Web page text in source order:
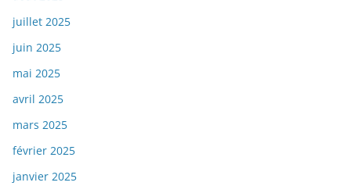
juillet 2025
juin 2025
mai 2025
avril 2025
mars 2025
février 2025
janvier 2025